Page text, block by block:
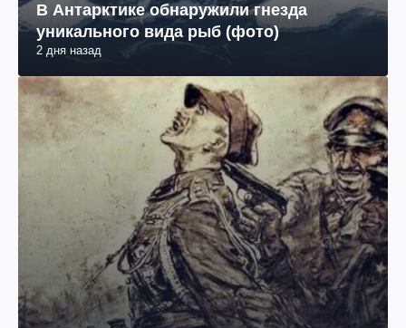
В Антарктике обнаружили гнезда
уникального вида рыб (фото)
2 дня назад